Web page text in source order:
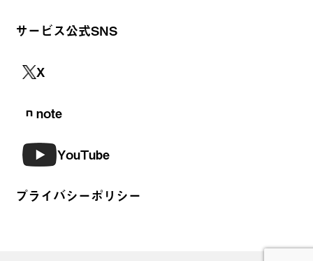
サービス公式SNS
X
note
YouTube
プライバシーポリシー